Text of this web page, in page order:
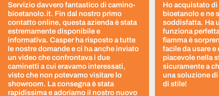
Servizio davvero fantastico di camino-
bioetanolo.it. Fin dal nostro primo
contatto online, questa azienda è stata
estremamente disponibile e
informativa. Casper ha risposto a tutte
le nostre domande e ci ha anche inviato
un video che confrontava i due
caminetti a cui eravamo interessati,
visto che non potevamo visitare lo
showroom. La consegna è stata
rapidissima e adoriamo il nostro nuovo
Ho acquistato di
bioetanolo e ne
soddisfatta. Ha
funziona
fiamma è
facile da usare e
piacevole nella
sicuramente a
una soluzione
di stile!